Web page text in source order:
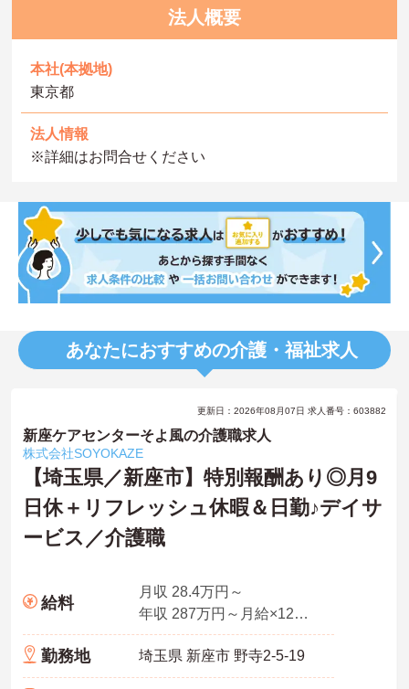
法人概要
本社(本拠地)
東京都
法人情報
※詳細はお問合せください
あなたにおすすめの介護・福祉求人
更新日：2026年08月07日 求人番号：603882
新座ケアセンターそよ風の介護職求人
株式会社SOYOKAZE
【埼玉県／新座市】特別報酬あり◎月9
日休＋リフレッシュ休暇＆日勤♪デイサ
ービス／介護職
給料
月収 28.4万円～
年収 287万円～月給×12ヶ月
勤務地 埼玉県 新座市 野寺2-5-19